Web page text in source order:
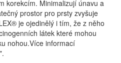
korekcím. Minimalizují únavu a
prostor pro prsty zvyšuje
je ojedinělý i tím, že z něho
látek které mohou
nohou.Více informací